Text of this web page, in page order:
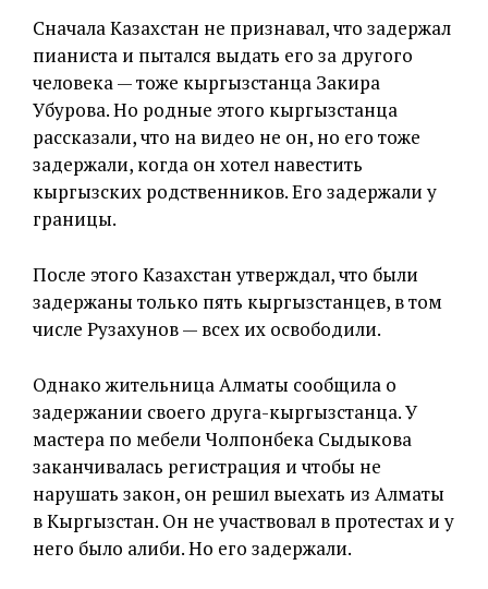
Сначала Казахстан не признавал, что задержал
пианиста и пытался выдать его за другого
человека — тоже кыргызстанца Закира
Убурова. Но родные этого кыргызстанца
рассказали, что на видео не он, но его тоже
задержали, когда он хотел навестить
кыргызских родственников. Его задержали у
границы.
После этого Казахстан утверждал, что были
задержаны только пять кыргызстанцев, в том
числе Рузахунов — всех их освободили.
Однако жительница Алматы сообщила о
задержании своего друга-кыргызстанца. У
мастера по мебели Чолпонбека Сыдыкова
заканчивалась регистрация и чтобы не
нарушать закон, он решил выехать из Алматы
в Кыргызстан. Он не участвовал в протестах и у
него было алиби. Но его задержали.